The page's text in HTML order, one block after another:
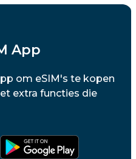
App
om eSIM's te kopen
extra functies die